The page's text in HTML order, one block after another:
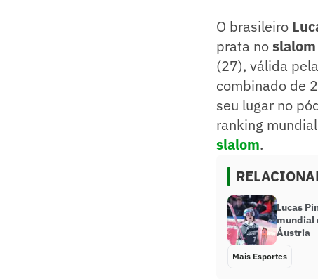
O brasileiro
prata no
(27), válida pela
combinado de
seu lugar no
ranking
slalom.
Lucas
mundial
Áustria
Mais Esportes